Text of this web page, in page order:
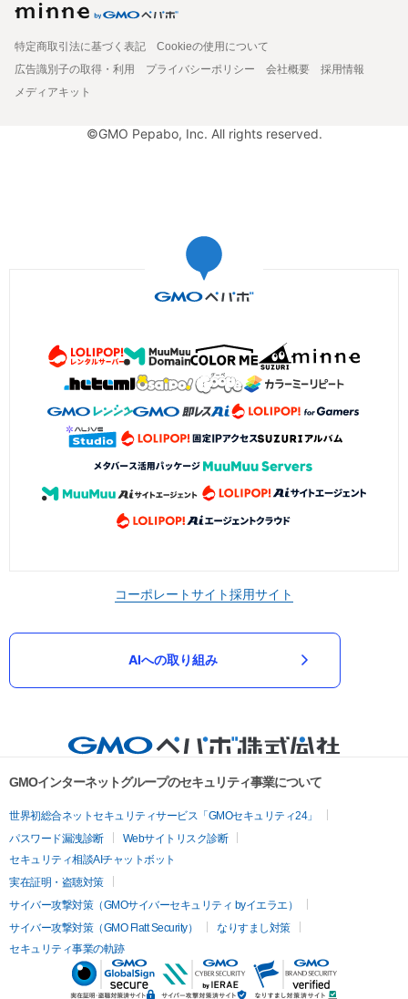
特定商取引法に基づく表記
Cookieの使用について
広告識別子の取得・利用
プライバシーポリシー 会社概要
採用情報
メディアキット
©GMO Pepabo, Inc. All rights reserved.
コーポレートサイト採用サイト
AIへの取り組み
GMOインターネットグループのセキュリティ事業について
世界初総合ネットセキュリティサービス「GMOセキュリティ24」
パスワード漏洩診断
Webサイトリスク診断
セキュリティ相談AIチャットボット
実在証明・盗聴対策
サイバー攻撃対策（GMOサイバーセキュリティ byイエラエ）
サイバー攻撃対策（GMO Flatt Security）
なりすまし対策
セキュリティ事業の軌跡